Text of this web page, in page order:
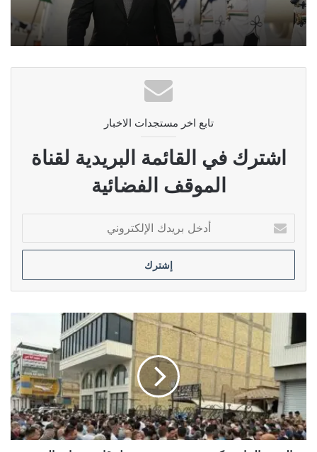
تابع اخر مستجدات الاخبار
اشترك في القائمة البريدية لقناة
الموقف الفضائية
بريدك
الإلكتروني
التربية
النيابية
تكشف
عن
مسودة
تعديل
قانون
وزارة
التربية